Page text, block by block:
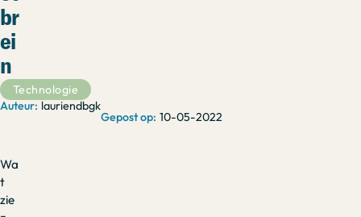
br
ei
n
lauriendbgk
10-05-2022
Technologie
Wa
t
zie